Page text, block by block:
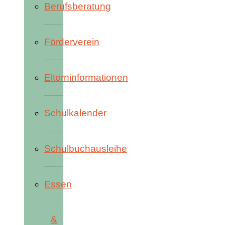
Berufsberatung
Förderverein
Elterninformationen
Schulkalender
Schulbuchausleihe
Essen
&